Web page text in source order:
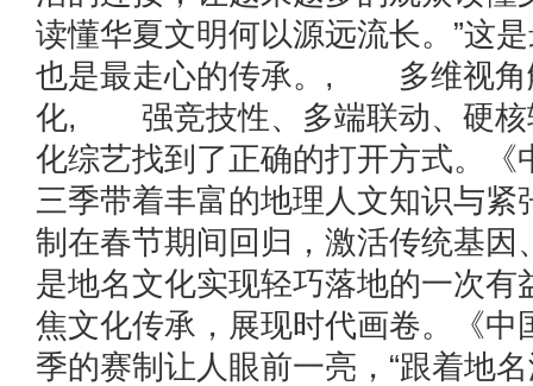
读懂华夏文明何以源远流长。”这
也是最走心的传承。, 多维视角
化, 强竞技性、多端联动、硬
化综艺找到了正确的打开方式。《
三季带着丰富的地理人文知识与紧
制在春节期间回归，激活传统基因
是地名文化实现轻巧落地的一
焦文化传承，展现时代画卷。《中
季的赛制让人眼前一亮，“跟着地